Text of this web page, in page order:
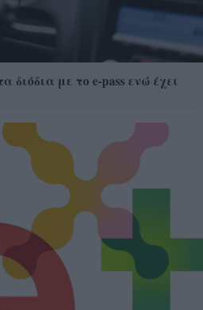
διόδια με το e-pass ενώ έχει